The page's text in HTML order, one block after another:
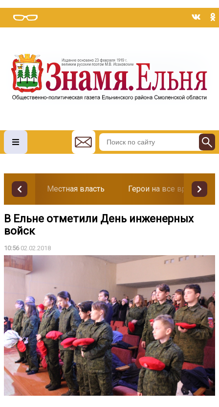
Местная власть Герои на все времена
В Ельне отметили День инженерных
войск
10:5602.02.2018